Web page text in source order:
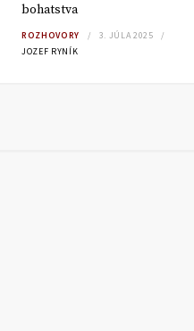
bohatstva
ROZHOVORY
3. JÚLA 2025
JOZEF RYNÍK